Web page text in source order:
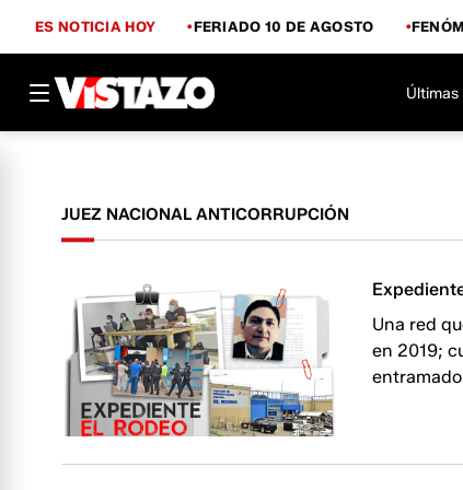
ES NOTICIA HOY FERIADO 10 DE AGOSTO
JUEZ NACIONAL ANTICORRUPCIÓN
Una red
en 2019;